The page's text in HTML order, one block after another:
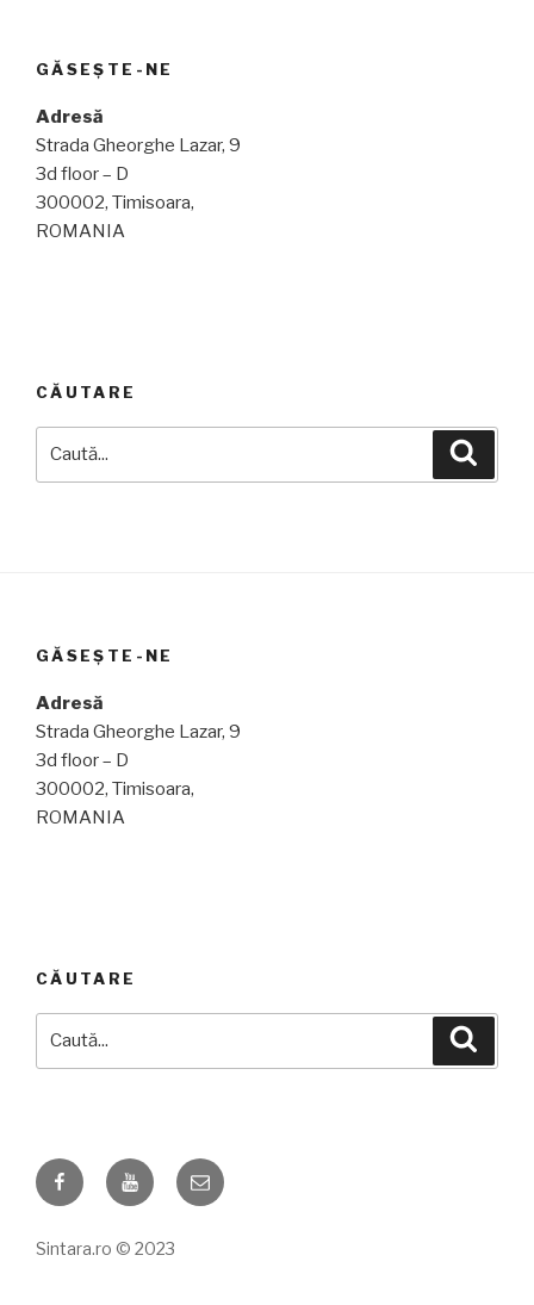
GĂSEȘTE-NE
Adresă
Strada Gheorghe Lazar, 9
3d floor – D
300002, Timisoara,
ROMANIA
CĂUTARE
GĂSEȘTE-NE
Adresă
Strada Gheorghe Lazar, 9
3d floor – D
300002, Timisoara,
ROMANIA
CĂUTARE
FacebookYouYubeEmail
Sintara.ro © 2023